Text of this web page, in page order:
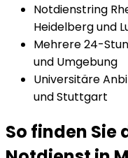
Notdienstring
Heidelberg und
Mehrere 24-
und Umgebung
Universitäre
und Stuttgart
So finden Sie